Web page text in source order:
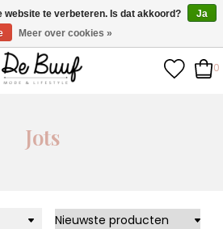
• Gratis verzending >€100,- •
binnen 1-3 werkdagen
0
Jots
website te verbeteren. Is dat akkoord?
Ja
Meer over cookies »